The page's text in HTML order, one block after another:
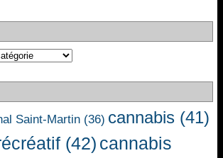
Saint-Martin (36) cannabis (41)
(42) cannabis